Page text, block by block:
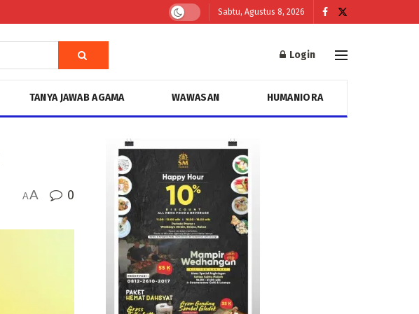
Sabtu, Agustus 8, 2026
Login
TANYA JAWAB AGAMA WAWASAN HUMANIORA
AA 0